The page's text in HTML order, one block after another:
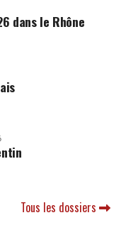
dans le Rhône
Tous les dossiers